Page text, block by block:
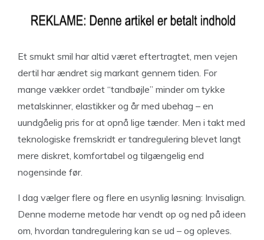
Et smukt smil har altid været eftertragtet, men vejen
dertil har ændret sig markant gennem tiden. For
mange vækker ordet “tandbøjle” minder om tykke
metalskinner, elastikker og år med ubehag – en
uundgåelig pris for at opnå lige tænder. Men i takt med
teknologiske fremskridt er tandregulering blevet langt
mere diskret, komfortabel og tilgængelig end
nogensinde før.
I dag vælger flere og flere en usynlig løsning: Invisalign.
Denne moderne metode har vendt op og ned på ideen
om, hvordan tandregulering kan se ud – og opleves.